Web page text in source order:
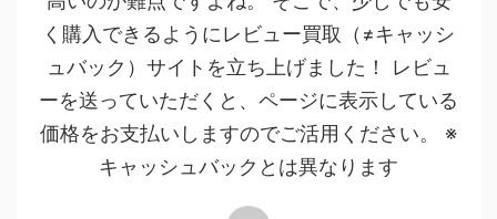
く購入できるようにレビュー買取（≠キャッシ
ュバック）サイトを立ち上げました！ レビュ
ーを送っていただくと、ページに表示している
価格をお支払いしますのでご活用ください。 ※
キャッシュバックとは異なります